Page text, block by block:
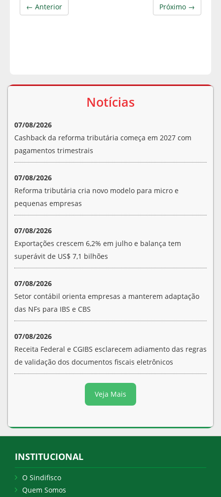
Próximo →
← Anterior
Notícias
07/08/2026
Cashback da reforma tributária começa em 2027 com
pagamentos trimestrais
07/08/2026
Reforma tributária cria novo modelo para micro e
pequenas empresas
07/08/2026
Exportações crescem 6,2% em julho e balança tem
superávit de US$ 7,1 bilhões
07/08/2026
Setor contábil orienta empresas a manterem adaptação
das NFs para IBS e CBS
07/08/2026
Receita Federal e CGIBS esclarecem adiamento das regras
de validação dos documentos fiscais eletrônicos
Veja Mais
INSTITUCIONAL
O Sindifisco
Quem Somos